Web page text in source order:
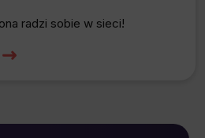
radzi sobie w sieci!